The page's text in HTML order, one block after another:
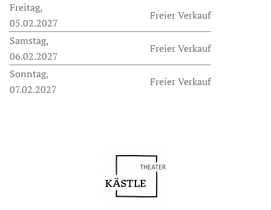
Freitag,
05.02.2027
Freier Verkauf
Samstag,
06.02.2027
Freier Verkauf
Sonntag,
07.02.2027
Freier Verkauf